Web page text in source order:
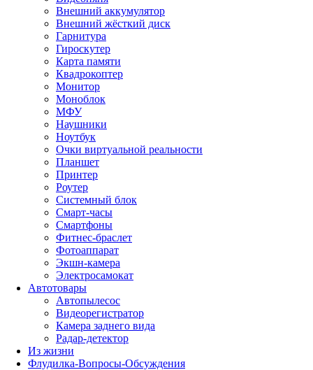
Внешний аккумулятор
Внешний жёсткий диск
Гарнитура
Гироскутер
Карта памяти
Квадрокоптер
Монитор
Моноблок
МФУ
Наушники
Ноутбук
Очки виртуальной реальности
Планшет
Принтер
Роутер
Системный блок
Смарт-часы
Смартфоны
Фитнес-браслет
Фотоаппарат
Экшн-камера
Электросамокат
Автотовары
Автопылесос
Видеорегистратор
Камера заднего вида
Радар-детектор
Из жизни
Флудилка-Вопросы-Обсуждения